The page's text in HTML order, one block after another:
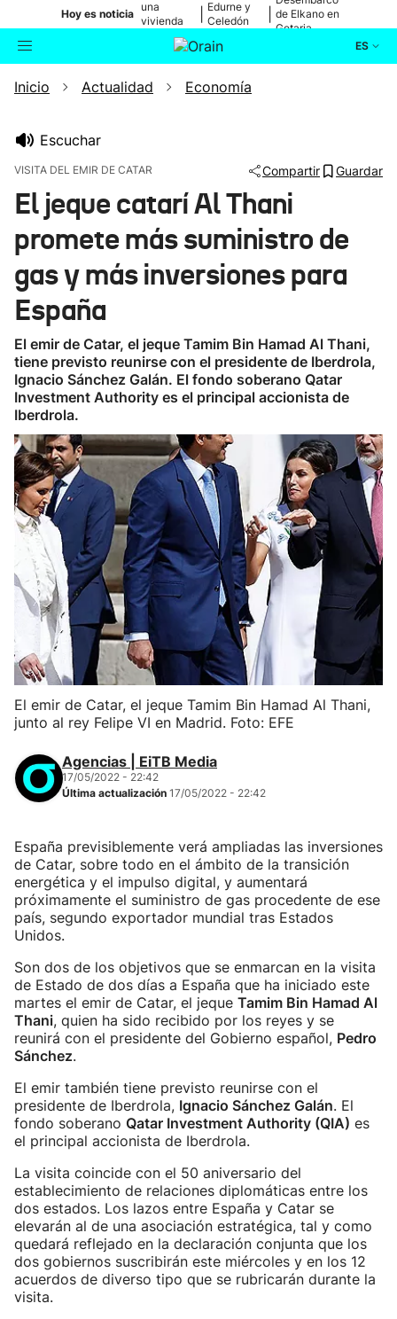
Hoy es noticia
una
vivienda
de Bilbao
Edurne y
Celedón
de Elkano en
Getaria
ES
Buscador Actualidad
Ikusmiran
Eguraldia
Inicio Actualidad Economía
Escuchar
VISITA DEL EMIR DE CATAR Compartir Guardar
El jeque catarí Al Thani
promete más suministro de
gas y más inversiones para
España
El emir de Catar, el jeque Tamim Bin Hamad Al Thani,
tiene previsto reunirse con el presidente de Iberdrola,
Ignacio Sánchez Galán. El fondo soberano Qatar
Investment Authority es el principal accionista de
Iberdrola.
El emir de Catar, el jeque Tamim Bin Hamad Al Thani,
junto al rey Felipe VI en Madrid. Foto: EFE
Agencias | EiTB Media
17/05/2022 - 22:42
Última actualización 17/05/2022 - 22:42
España previsiblemente verá ampliadas las inversiones
de Catar, sobre todo en el ámbito de la transición
energética y el impulso digital, y aumentará
próximamente el suministro de gas procedente de ese
país, segundo exportador mundial tras Estados
Unidos.
Son dos de los objetivos que se enmarcan en la visita
de Estado de dos días a España que ha iniciado este
martes el emir de Catar, el jeque Tamim Bin Hamad Al
Thani, quien ha sido recibido por los reyes y se
reunirá con el presidente del Gobierno español, Pedro
Sánchez.
El emir también tiene previsto reunirse con el
presidente de Iberdrola, Ignacio Sánchez Galán. El
fondo soberano Qatar Investment Authority (QIA) es
el principal accionista de Iberdrola.
La visita coincide con el 50 aniversario del
establecimiento de relaciones diplomáticas entre los
dos estados. Los lazos entre España y Catar se
elevarán al de una asociación estratégica, tal y como
quedará reflejado en la declaración conjunta que los
dos gobiernos suscribirán este miércoles y en los 12
acuerdos de diverso tipo que se rubricarán durante la
visita.